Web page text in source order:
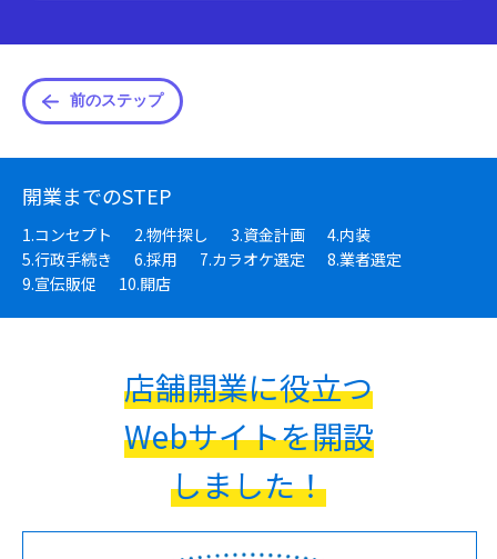
前のステップ
開業までのSTEP
1.コンセプト 2.物件探し 3.資金計画
4.内装
5.行政手続き
6.採用 7.カラオケ選定
8.業者選定
9.宣伝販促
10.開店
店舗開業に役立つ
Webサイトを開設
しました！